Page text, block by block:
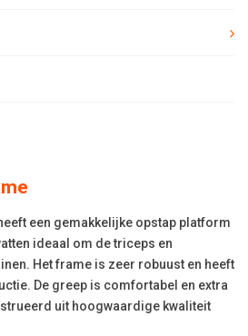
een gemakkelijke opstap platform
ideaal om de triceps en
Het frame is zeer robuust en heeft
De greep is comfortabel en extra
uit hoogwaardige kwaliteit